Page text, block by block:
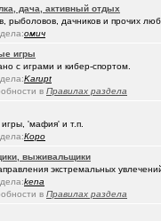
насколько эффективны
ВКТ-9?
ВКТ-9?
турфирм и подбор туров
с мобильника(Sinmaster)
Омской области онлайн.
дача, активный отдых
рыболовов, дачников и прочих
омич
игры
с играми и кибер-спортом.
Karupt
в Правилах раздела
'мафия' и т.п.
Коро
выживальщики
экстремальных
kena
в Правилах раздела